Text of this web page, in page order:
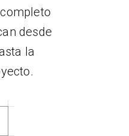
desde
la